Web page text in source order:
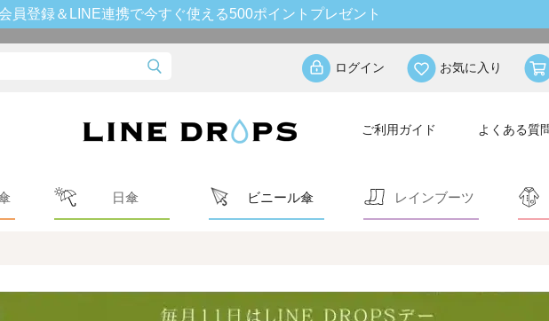
員登録＆LINE連携で今すぐ使える500ポイントプレゼント
ログイン お気に入り
ご利用ガイド よくある質
日傘 ビニール傘 レインブーツ